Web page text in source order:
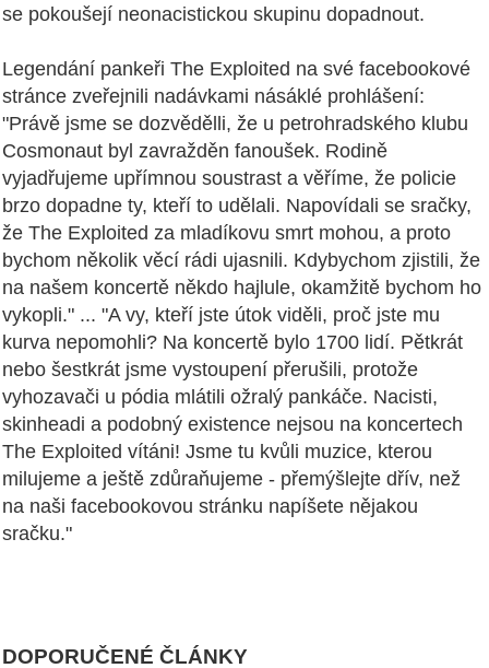
se pokoušejí neonacistickou skupinu dopadnout.
Legendání pankeři The Exploited na své facebookové
stránce zveřejnili nadávkami násáklé prohlášení:
"Právě jsme se dozvědělli, že u petrohradského klubu
Cosmonaut byl zavražděn fanoušek. Rodině
vyjadřujeme upřímnou soustrast a věříme, že policie
brzo dopadne ty, kteří to udělali. Napovídali se sračky,
že The Exploited za mladíkovu smrt mohou, a proto
bychom několik věcí rádi ujasnili. Kdybychom zjistili, že
na našem koncertě někdo hajlule, okamžitě bychom ho
vykopli." ... "A vy, kteří jste útok viděli, proč jste mu
kurva nepomohli? Na koncertě bylo 1700 lidí. Pětkrát
nebo šestkrát jsme vystoupení přerušili, protože
vyhozavači u pódia mlátili ožralý pankáče. Nacisti,
skinheadi a podobný existence nejsou na koncertech
The Exploited vítáni! Jsme tu kvůli muzice, kterou
milujeme a ještě zdůraňujeme - přemýšlejte dřív, než
na naši facebookovou stránku napíšete nějakou
sračku."
DOPORUČENÉ ČLÁNKY